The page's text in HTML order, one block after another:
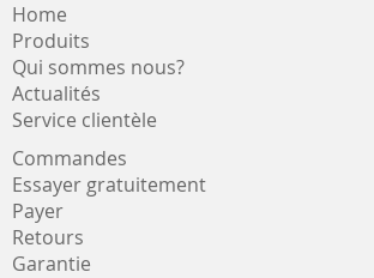
Home
Produits
Qui sommes nous?
Actualités
Service clientèle
Commandes
Essayer gratuitement
Payer
Retours
Garantie